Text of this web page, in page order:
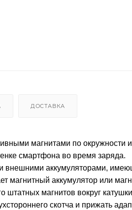
ДОСТАВКА
магнитами по окружности и
смартфона во время заряда.
внешними аккумуляторами,
магнитный аккумулятор или
штатных магнитов вокруг катушки
скотча и прижать